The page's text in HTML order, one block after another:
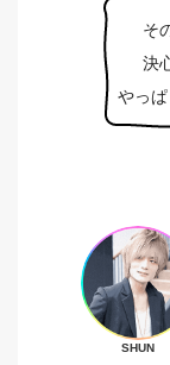
そ
決
やっぱ
SHUN